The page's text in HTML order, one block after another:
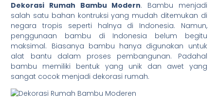
Dekorasi Rumah Bambu Modern. Bambu menjadi
salah satu bahan kontruksi yang mudah ditemukan di
negara tropis seperti halnya di Indonesia. Namun,
penggunaan bambu di Indonesia belum begitu
maksimal. Biasanya bambu hanya digunakan untuk
alat bantu dalam proses pembangunan. Padahal
bambu memiliki bentuk yang unik dan awet yang
sangat cocok menjadi dekorasi rumah.